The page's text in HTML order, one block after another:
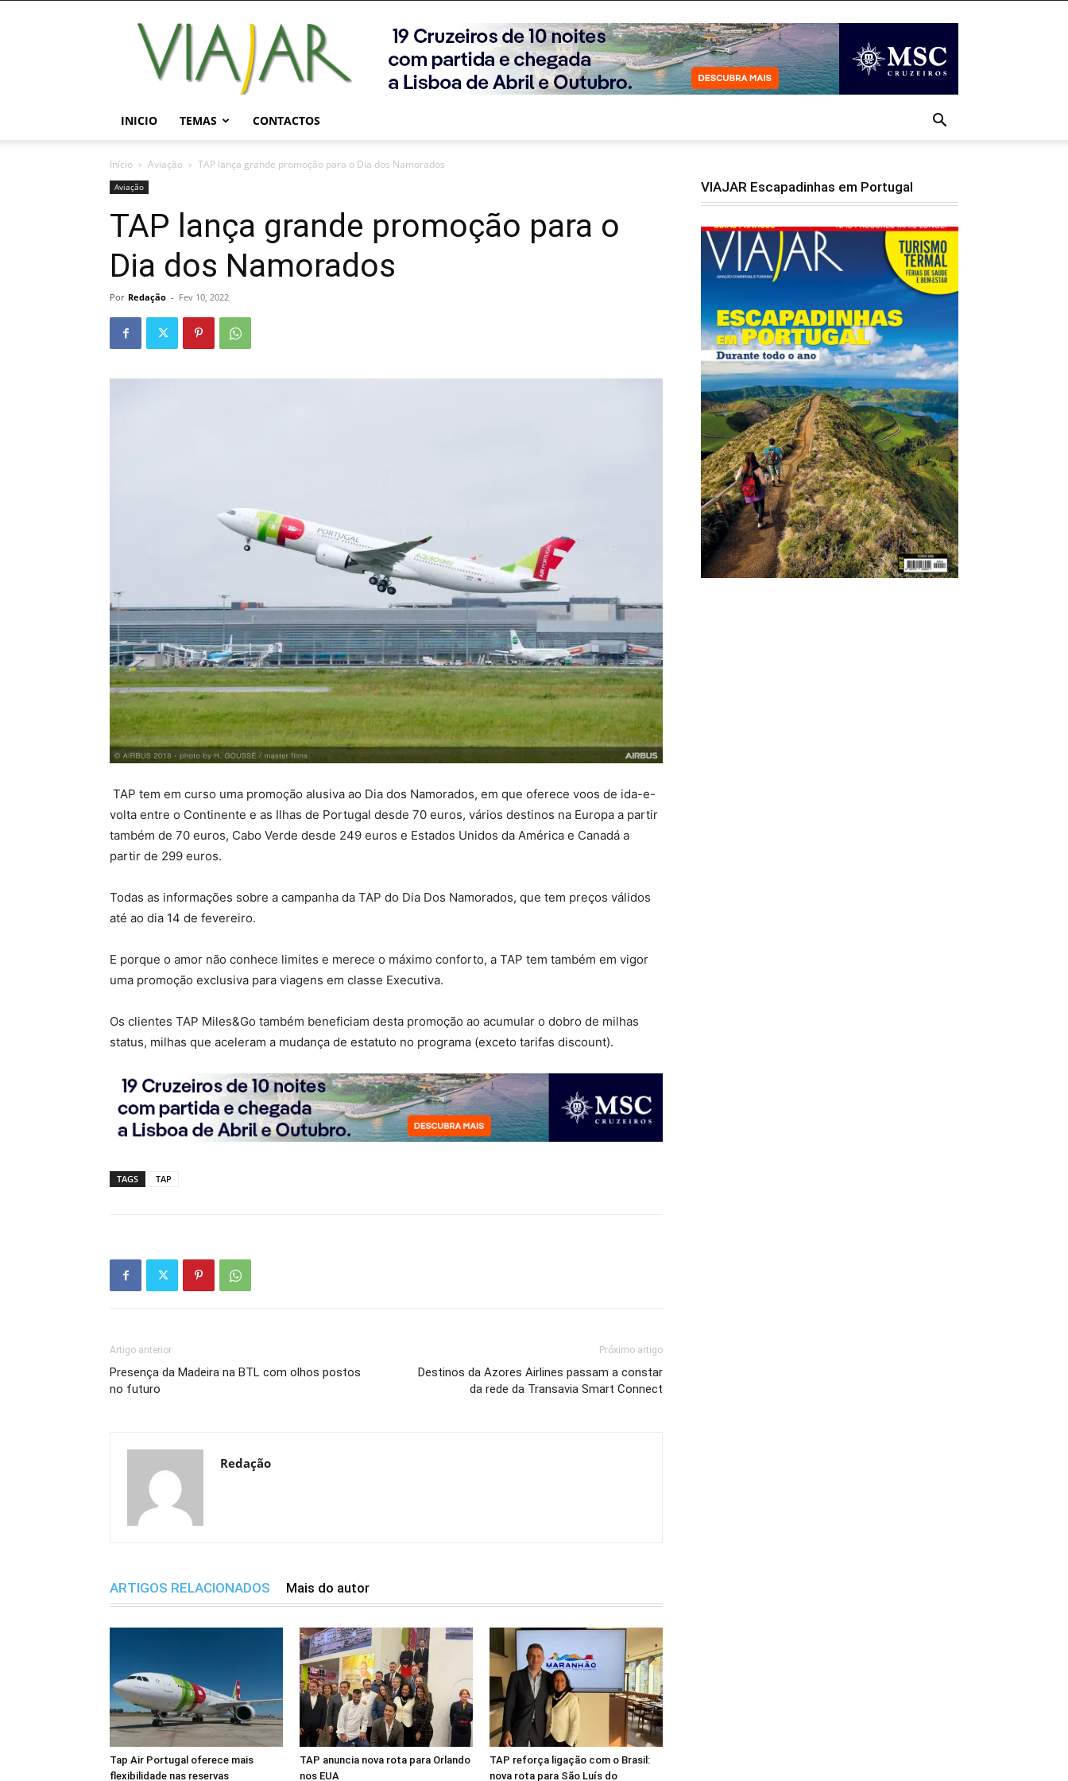
Viajar
Magazine
Online
INICIO TEMAS CONTACTOS
Início Aviação TAP lança grande promoção para o Dia dos Namorados
Aviação
TAP lança grande promoção para o
Dia dos Namorados
Por Redação - Fev 10, 2022
TAP tem em curso uma promoção alusiva ao Dia dos Namorados, em que oferece voos de ida-e-
volta entre o Continente e as Ilhas de Portugal desde 70 euros, vários destinos na Europa a partir
também de 70 euros, Cabo Verde desde 249 euros e Estados Unidos da América e Canadá a
partir de 299 euros.
Todas as informações sobre a campanha da TAP do Dia Dos Namorados, que tem preços válidos
até ao dia 14 de fevereiro.
E porque o amor não conhece limites e merece o máximo conforto, a TAP tem também em vigor
uma promoção exclusiva para viagens em classe Executiva.
Os clientes TAP Miles&Go também beneficiam desta promoção ao acumular o dobro de milhas
status, milhas que aceleram a mudança de estatuto no programa (exceto tarifas discount).
TAGS TAP
Artigo anterior
Presença da Madeira na BTL com olhos postos
no futuro
Próximo artigo
Destinos da Azores Airlines passam a constar
da rede da Transavia Smart Connect
Redação
ARTIGOS RELACIONADOS Mais do autor
Tap Air Portugal oferece mais
flexibilidade nas reservas
TAP anuncia nova rota para Orlando
nos EUA
TAP reforça ligação com o Brasil:
nova rota para São Luís do
VIAJAR Escapadinhas em Portugal